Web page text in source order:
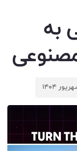
به